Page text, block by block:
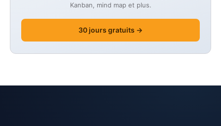
Kanban, mind map et plus.
30 jours gratuits →